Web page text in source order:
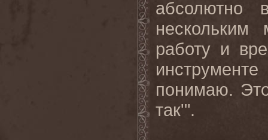
абсолютно
работу и
понимаю.
так'".